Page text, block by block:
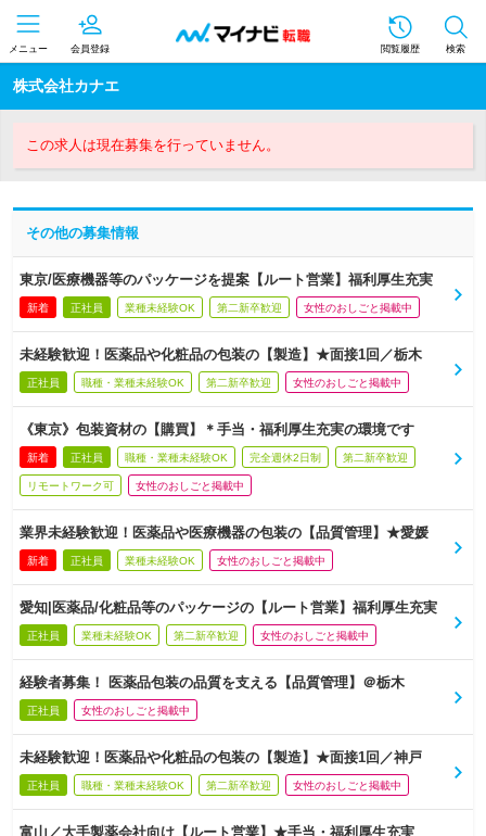
メニュー 会員登録 閲覧履歴 検索
株式会社カナエ
この求人は現在募集を行っていません。
その他の募集情報
東京/医療機器等のパッケージを提案【ルート営業】福利厚生充実
新着 正社員 業種未経験OK 第二新卒歓迎 女性のおしごと掲載中
未経験歓迎！医薬品や化粧品の包装の【製造】★面接1回／栃木
正社員 職種・業種未経験OK 第二新卒歓迎 女性のおしごと掲載中
《東京》包装資材の【購買】＊手当・福利厚生充実の環境です
新着 正社員 職種・業種未経験OK 完全週休2日制 第二新卒歓迎
リモートワーク可 女性のおしごと掲載中
業界未経験歓迎！医薬品や医療機器の包装の【品質管理】★愛媛
新着 正社員 業種未経験OK 女性のおしごと掲載中
愛知|医薬品/化粧品等のパッケージの【ルート営業】福利厚生充実
正社員 業種未経験OK 第二新卒歓迎 女性のおしごと掲載中
経験者募集！ 医薬品包装の品質を支える【品質管理】＠栃木
正社員 女性のおしごと掲載中
未経験歓迎！医薬品や化粧品の包装の【製造】★面接1回／神戸
正社員 職種・業種未経験OK 第二新卒歓迎 女性のおしごと掲載中
富山／大手製薬会社向け【ルート営業】★手当・福利厚生充実